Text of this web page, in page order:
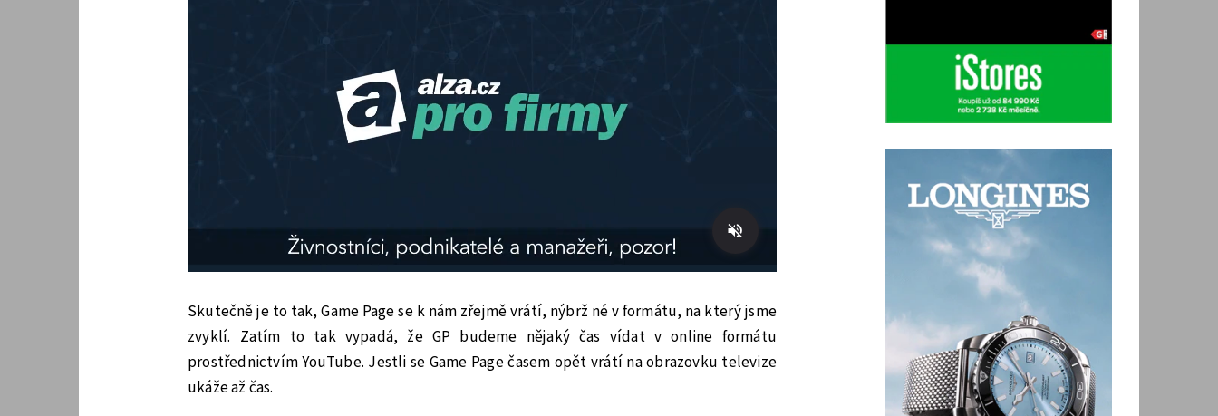
Skutečně je to tak, Game Page se k nám zřejmě vrátí, nýbrž né v formátu, na který jsme
zvyklí. Zatím to tak vypadá, že GP budeme nějaký čas vídat v online formátu
prostřednictvím YouTube. Jestli se Game Page časem opět vrátí na obrazovku televize
ukáže až čas.